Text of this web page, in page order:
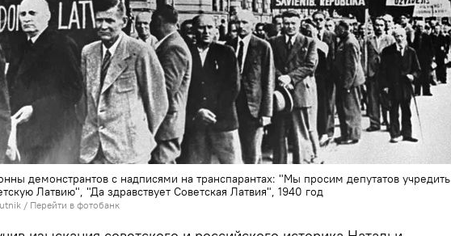
демонстрантов с надписями на транспарантах: "Мы просим депутатов учредить
Латвию", "Да здравствует Советская Латвия", 1940 год
/ Перейти в фотобанк